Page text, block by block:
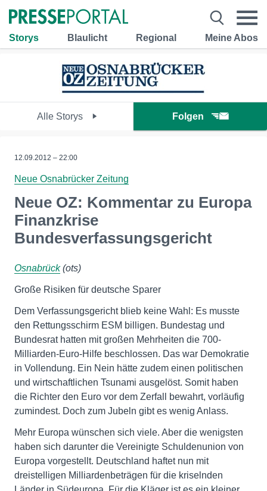
Storys Blaulicht Regional Meine Abos
Alle Storys Folgen
12.09.2012 – 22:00
Neue Osnabrücker Zeitung
Neue OZ: Kommentar zu Europa
Finanzkrise
Bundesverfassungsgericht
Osnabrück(ots)
Große Risiken für deutsche Sparer
Dem Verfassungsgericht blieb keine Wahl: Es musste
den Rettungsschirm ESM billigen. Bundestag und
Bundesrat hatten mit großen Mehrheiten die 700-
Milliarden-Euro-Hilfe beschlossen. Das war Demokratie
in Vollendung. Ein Nein hätte zudem einen politischen
und wirtschaftlichen Tsunami ausgelöst. Somit haben
die Richter den Euro vor dem Zerfall bewahrt, vorläufig
zumindest. Doch zum Jubeln gibt es wenig Anlass.
Mehr Europa wünschen sich viele. Aber die wenigsten
haben sich darunter die Vereinigte Schuldenunion von
Europa vorgestellt. Deutschland haftet nun mit
dreistelligen Milliardenbeträgen für die kriselnden